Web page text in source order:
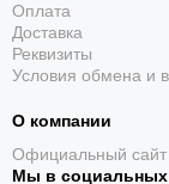
Оплата
Доставка
Реквизиты
Условия обмена и
О компании
Официальный сайт
Мы в социальных